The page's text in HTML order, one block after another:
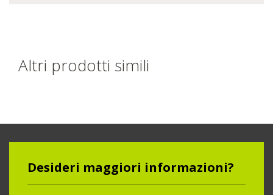
Altri prodotti simili
Desideri maggiori informazioni?